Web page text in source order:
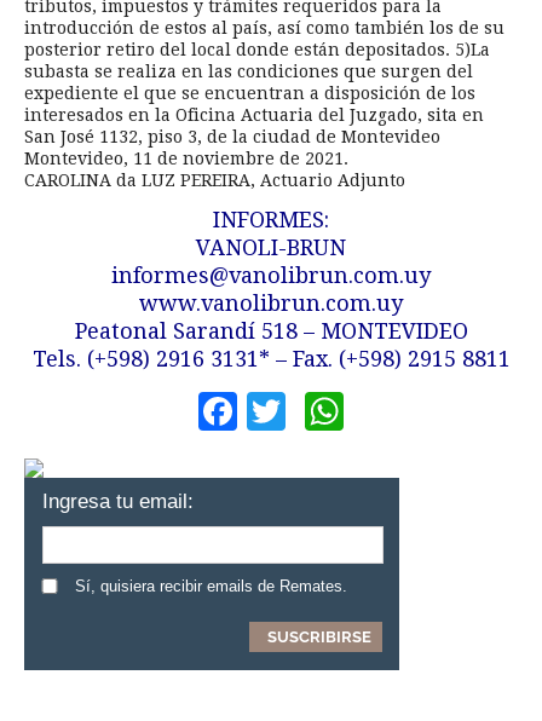
tributos, impuestos y trámites requeridos para la
introducción de estos al país, así como también los de su
posterior retiro del local donde están depositados. 5)La
subasta se realiza en las condiciones que surgen del
expediente el que se encuentran a disposición de los
interesados en la Oficina Actuaria del Juzgado, sita en
San José 1132, piso 3, de la ciudad de Montevideo
Montevideo, 11 de noviembre de 2021.
CAROLINA da LUZ PEREIRA, Actuario Adjunto
INFORMES:
VANOLI-BRUN
informes@vanolibrun.com.uy
www.vanolibrun.com.uy
Peatonal Sarandí 518 – MONTEVIDEO
Tels. (+598) 2916 3131* – Fax. (+598) 2915 8811
Facebook
Twitter
Ingresa tu email:
Sí, quisiera recibir emails de Remates.